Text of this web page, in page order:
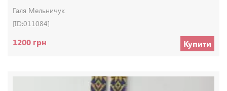
Галя Мельничук
[ID:011084]
1200 грн Купити